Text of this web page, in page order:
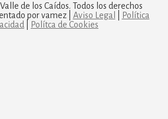
de los Caídos. Todos los derechos
por vamez | Aviso Legal
Política
Polítca de Cookies